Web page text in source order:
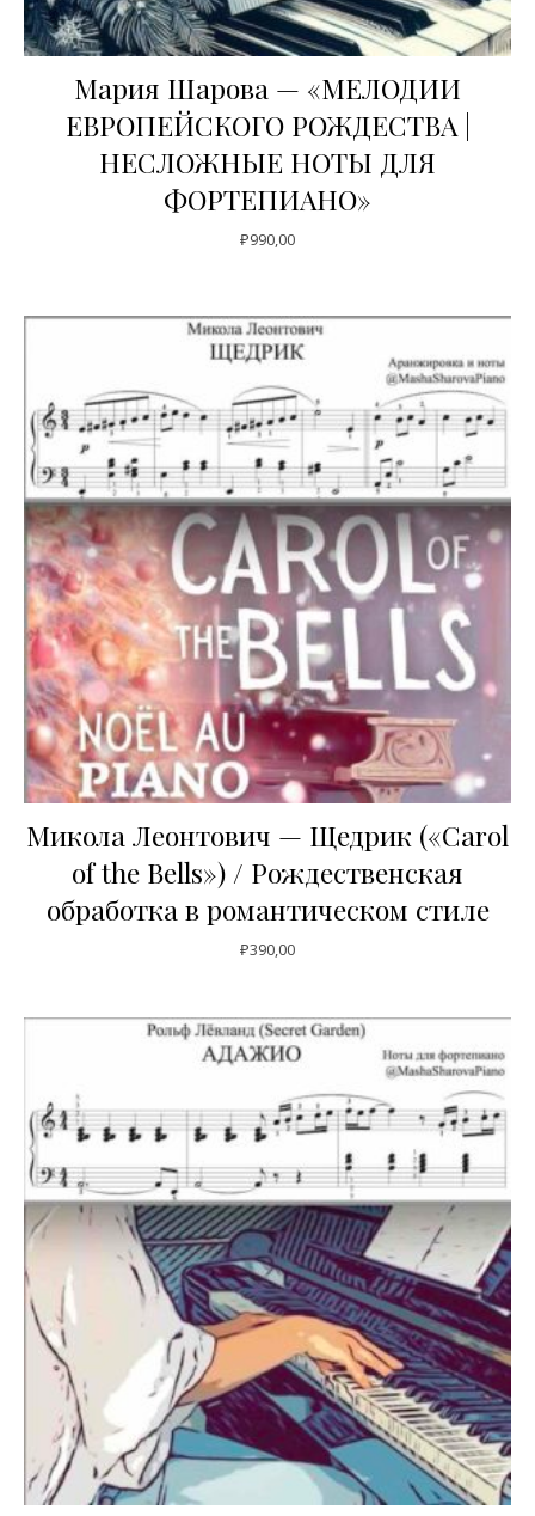
Мария Шарова — «МЕЛОДИИ
ЕВРОПЕЙСКОГО РОЖДЕСТВА |
НЕСЛОЖНЫЕ НОТЫ ДЛЯ
ФОРТЕПИАНО»
₽990,00
Микола Леонтович — Щедрик («Carol
of the Bells») / Рождественская
обработка в романтическом стиле
₽390,00